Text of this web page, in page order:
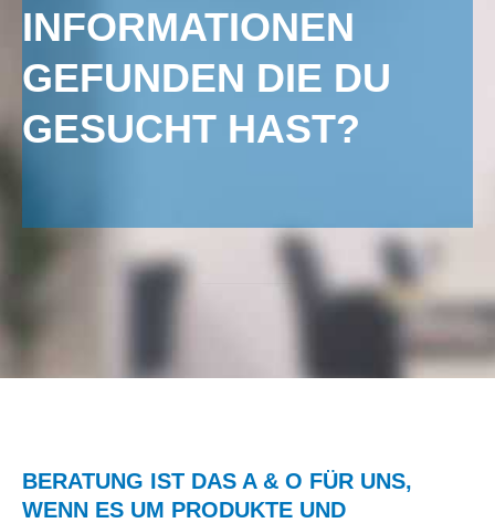
INFORMATIONEN
GEFUNDEN DIE DU
GESUCHT HAST?
BERATUNG IST DAS A & O FÜR UNS,
WENN ES UM PRODUKTE UND